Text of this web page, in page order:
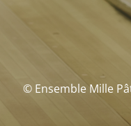
© Ensemble Mille